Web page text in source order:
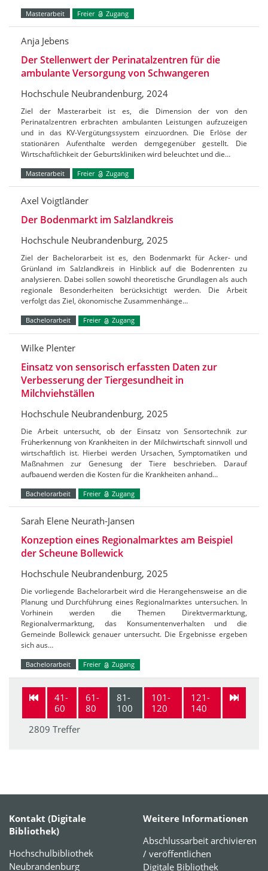
Masterarbeit Freier Zugang
Anja Jebens
Der Stellenwert der Perinatalzentren für die
ambulante Versorgung von Schwangeren
Hochschule Neubrandenburg, 2024
Ziel der Masterarbeit ist es, die Dimension der von den
Perinatalzentren erbrachten ambulanten Leistungen aufzuzeigen
und in das KV-Vergütungssystem einzuordnen. Die Erlöse der
stationären Aufenthalte werden demgegenüber gestellt. Die
Wirtschaftlichkeit der Geburtskliniken wird beleuchtet und die…
Masterarbeit Freier Zugang
Axel Voigtländer
Der Bodenmarkt im Salzlandkreis
Hochschule Neubrandenburg, 2025
Ziel der Bachelorarbeit ist es, den Bodenmarkt für Acker- und
Grünland im Salzlandkreis in Hinblick auf die Bodenrenten zu
analysieren. Dabei sollen sowohl theoretische Grundlagen als auch
regionale Besonderheiten berücksichtigt werden. Die Arbeit
verfolgt das Ziel, ökonomische Zusammenhänge…
Bachelorarbeit Freier Zugang
Wilke Plenter
Einsatz von sensorisch erfassten Daten zur
Verbesserung der Tiergesundheit in
Milchviehställen
Hochschule Neubrandenburg, 2025
Die Arbeit untersucht, ob der Einsatz von Sensortechnik zur
Früherkennung von Krankheiten in der Milchwirtschaft sinnvoll und
wirtschaftlich ist. Hierbei werden Ursachen, Symptomatiken und
Maßnahmen zur Genesung der Tiere beschrieben. Darauf
aufbauend werden die Kosten für die Krankheiten anhand…
Bachelorarbeit Freier Zugang
Sarah Elene Neurath-Jansen
Konzeption eines Regionalmarktes am Beispiel
der Scheune Bollewick
Hochschule Neubrandenburg, 2025
Die vorliegende Bachelorarbeit wird die Herangehensweise an die
Planung und Durchführung eines Regionalmarktes untersuchen. In
Vorhinein werden die Themen Direktvermarktung,
Regionalvermarktung, das Konsumentenverhalten und die
Gemeinde Bollewick genauer untersucht. Die Ergebnisse ergeben
sich aus…
Bachelorarbeit Freier Zugang
41-
60
61-
80
81-
100
101-
120
121-
140
2809 Treffer
Kontakt (Digitale
Bibliothek)
Hochschulbibliothek
Neubrandenburg
Weitere Informationen
Abschlussarbeit archivieren
/ veröffentlichen
Digitale Bibliothek